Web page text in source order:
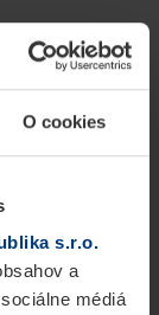
O cookies
s.r.o.
a
médiá